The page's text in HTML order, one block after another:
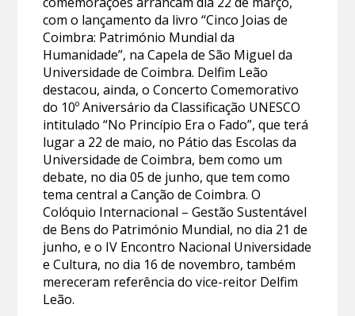
com o lançamento da livro “Cinco Joias de
Coimbra: Património Mundial da
Humanidade”, na Capela de São Miguel da
Universidade de Coimbra. Delfim Leão
destacou, ainda, o Concerto Comemorativo
do 10º Aniversário da Classificação UNESCO
intitulado “No Princípio Era o Fado”, que terá
lugar a 22 de maio, no Pátio das Escolas da
Universidade de Coimbra, bem como um
debate, no dia 05 de junho, que tem como
tema central a Canção de Coimbra. O
Colóquio Internacional – Gestão Sustentável
de Bens do Património Mundial, no dia 21 de
junho, e o IV Encontro Nacional Universidade
e Cultura, no dia 16 de novembro, também
mereceram referência do vice-reitor Delfim
Leão.